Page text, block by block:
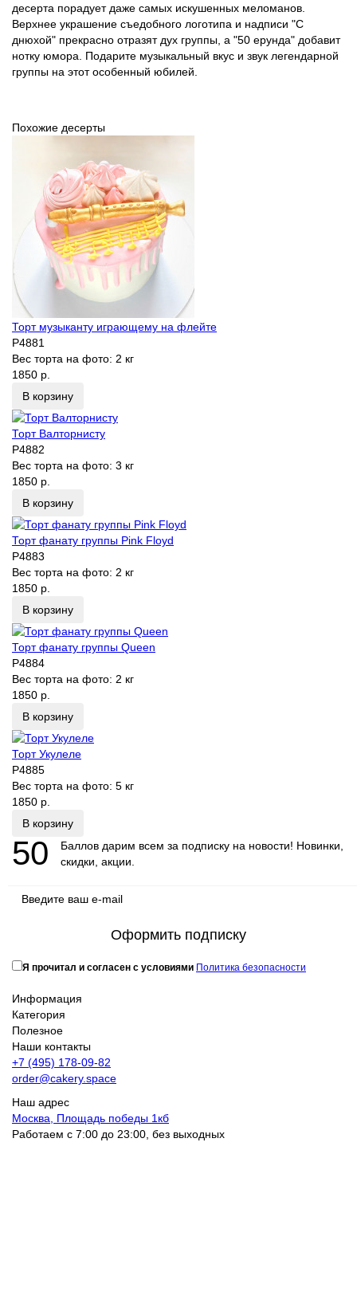
десерта порадует даже самых искушенных меломанов.
Верхнее украшение съедобного логотипа и надписи "С
днюхой" прекрасно отразят дух группы, а "50 ерунда" добавит
нотку юмора. Подарите музыкальный вкус и звук легендарной
группы на этот особенный юбилей.
Похожие десерты
Торт музыканту играющему на флейте
P4881
Вес торта на фото: 2 кг
1850 р.
В корзину
Торт Валторнисту
P4882
Вес торта на фото: 3 кг
1850 р.
В корзину
Торт фанату группы Pink Floyd
P4883
Вес торта на фото: 2 кг
1850 р.
В корзину
Торт фанату группы Queen
P4884
Вес торта на фото: 2 кг
1850 р.
В корзину
Торт Укулеле
P4885
Вес торта на фото: 5 кг
1850 р.
В корзину
50
Баллов дарим всем за подписку на новости! Новинки,
скидки, акции.
Оформить подписку
Я прочитал и согласен с условиями Политика безопасности
Информация
Категория
Полезное
Наши контакты
+7 (495) 178-09-82
order@cakery.space
Наш адрес
Москва, Площадь победы 1кб
Работаем с 7:00 до 23:00, без выходных